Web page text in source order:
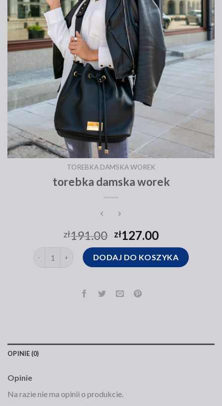
TOREBKA DAMSKA WOREK
torebka damska worek
zł191.00 zł127.00
ilość torebka damska worekDODAJ DO KOSZYKA
OPINIE (0)
Opinie
Na razie nie ma opinii o produkcie.